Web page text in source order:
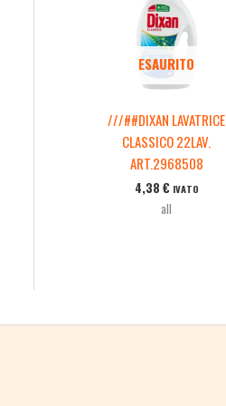
ESAURITO
///##DIXAN LAVATRICE
CLASSICO 22LAV.
ART.2968508
4,38 € IVATO
all